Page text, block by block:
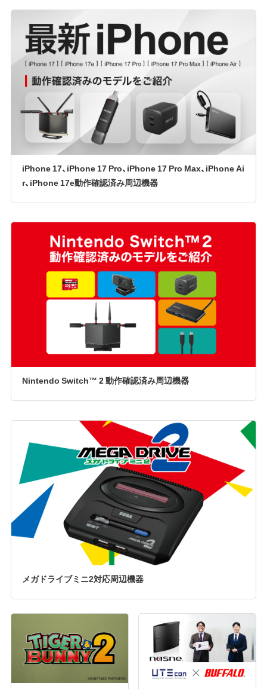
iPhone 17、iPhone 17 Pro、iPhone 17 Pro Max、iPhone Ai
r、iPhone 17e動作確認済み周辺機器
Nintendo Switch™ 2 動作確認済み周辺機器
メガドライブミニ2対応周辺機器